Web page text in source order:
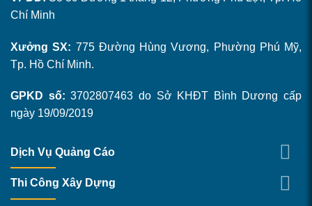
Chí Minh
Xưởng SX: 775 Đường Hùng Vương, Phường Phú Mỹ,
Tp. Hồ Chí Minh.
GPKD số: 3702807463 do Sở KHĐT Bình Dương cấp
ngày 19/09/2019
Dịch Vụ Quảng Cáo
Thi Công Xây Dựng